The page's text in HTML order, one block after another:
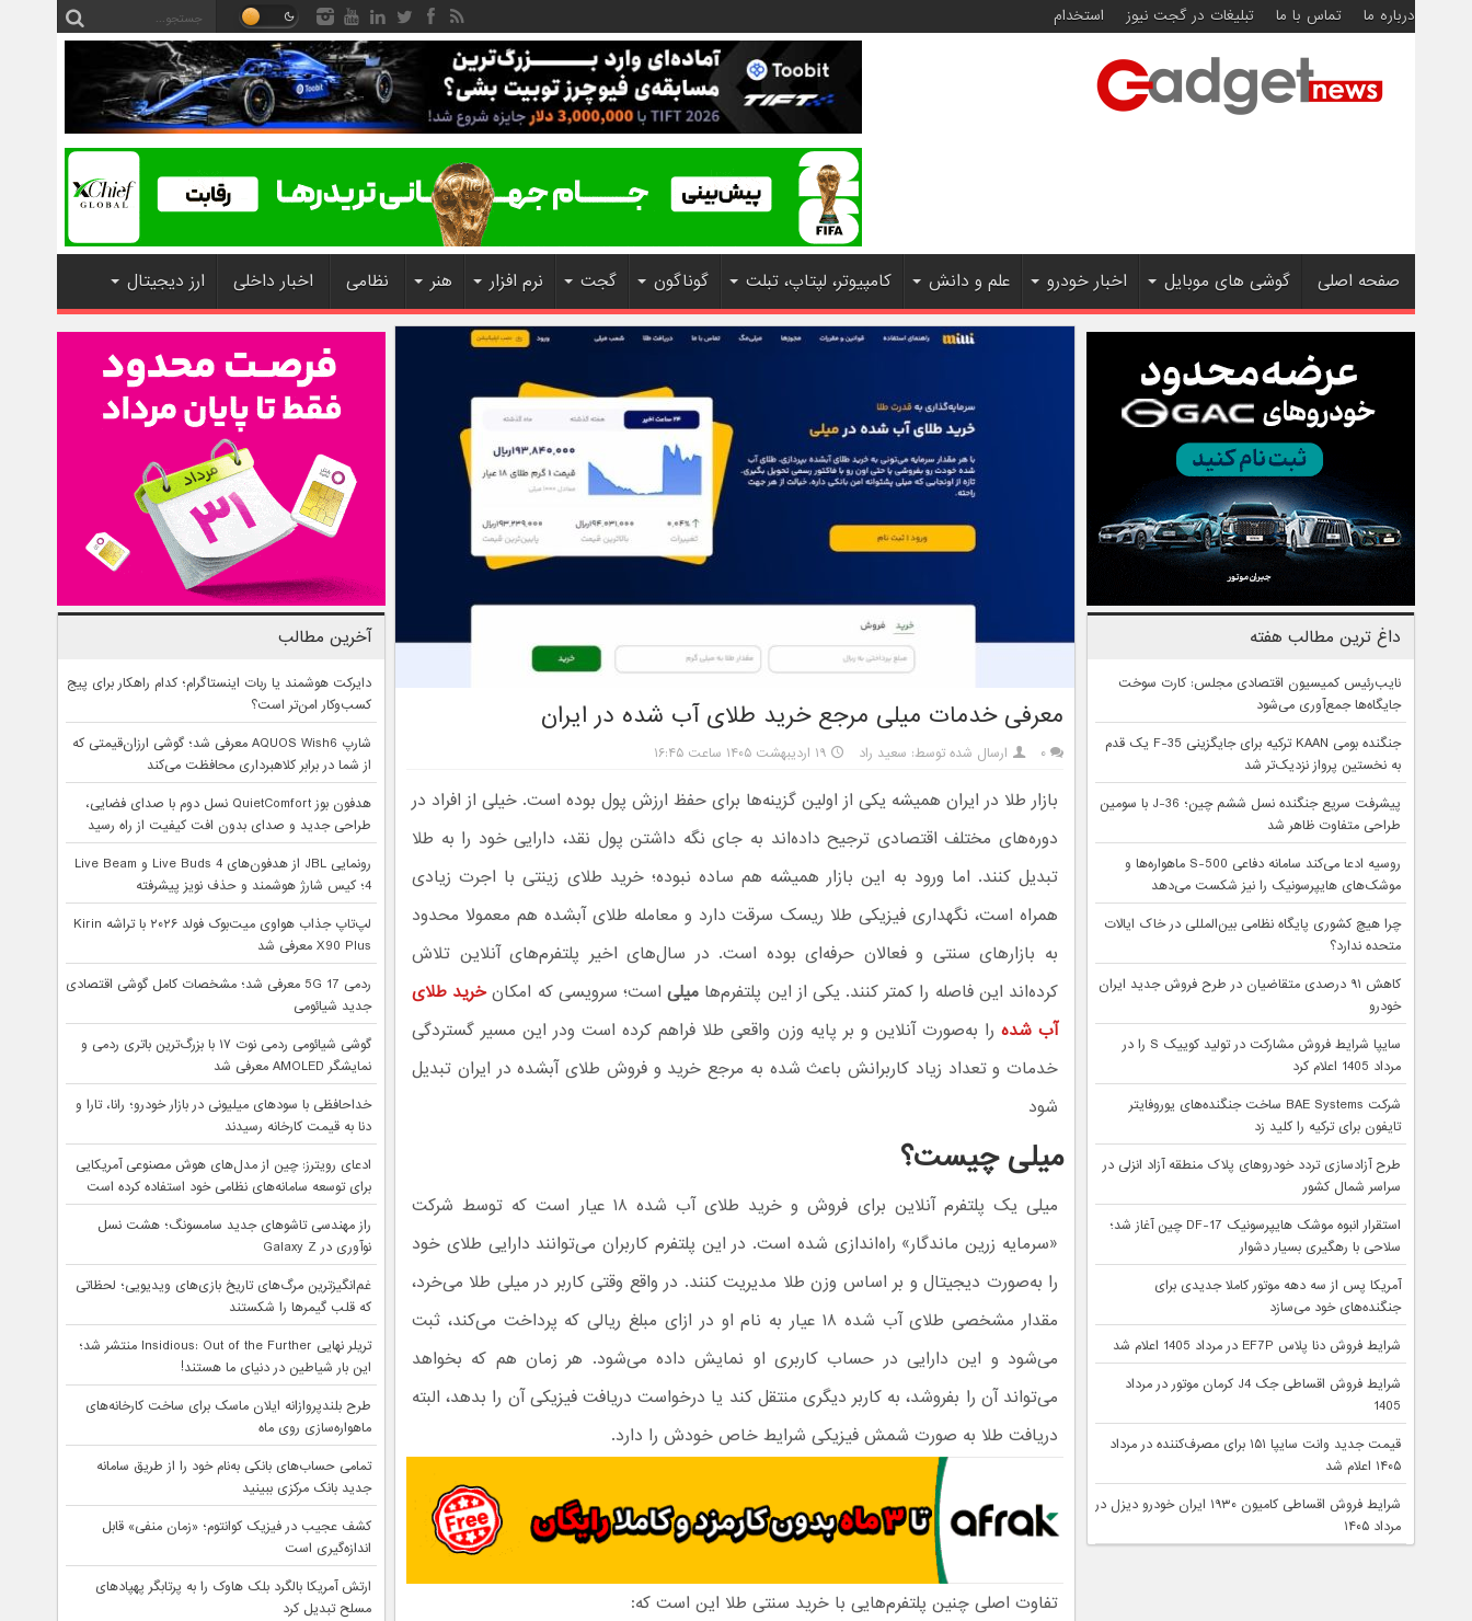
درباره ما تماس با ما تبلیغات در گجت نیوز استخدام
صفحه اصلی گوشی های موبایل اخبار خودرو علم و دانش کامپیوتر، لپتاپ، تبلت گوناگون گجت نرم افزار هنر نظامی اخبار داخلی ارز دیجیتال
معرفی خدمات میلی مرجع خرید طلای آب شده در ایران
۰ ارسال شده توسط: سعید راد ۱۹ اردیبهشت ۱۴۰۵ ساعت ۱۶:۴۵
بازار طلا در ایران همیشه یکی از اولین گزینه‌ها برای حفظ ارزش پول بوده است. خیلی‌ از افراد در
دوره‌های مختلف اقتصادی ترجیح داده‌اند به جای نگه داشتن پول نقد، دارایی خود را به طلا
تبدیل کنند. اما ورود به این بازار همیشه هم ساده نبوده؛ خرید طلای زینتی با اجرت زیادی
همراه است، نگهداری فیزیکی طلا ریسک سرقت دارد و معامله طلای آبشده هم معمولا محدود
به بازارهای سنتی و فعالان حرفه‌ای بوده است. در سال‌های اخیر پلتفرم‌های آنلاین تلاش
کرده‌اند این فاصله را کمتر کنند. یکی از این پلتفرم‌ها میلیاست؛ سرویسی که امکانخرید طلای
آب شده را به‌صورت آنلاین و بر پایه وزن واقعی طلا فراهم کرده است ودر این مسیر گستردگی
خدمات و تعداد زیاد کاربرانش باعث شده به مرجع خرید و فروش طلای آبشده در ایران تبدیل
شود
میلی چیست؟
میلی یک پلتفرم آنلاین برای فروش و خرید طلای آب شده ۱۸ عیار است که توسط شرکت
«سرمایه زرین ماندگار» راه‌اندازی شده است. در این پلتفرم کاربران می‌توانند دارایی طلای خود
را به‌صورت دیجیتال و بر اساس وزن طلا مدیریت کنند. در واقع وقتی کاربر در میلی طلا می‌خرد،
مقدار مشخصی طلای آب شده ۱۸ عیار به نام او در ازای مبلغ ریالی که پرداخت می‌کند، ثبت
می‌شود و این دارایی در حساب کاربری او نمایش داده می‌شود. هر زمان هم که بخواهد
می‌تواند آن را بفروشد، به کاربر دیگری منتقل کند یا درخواست دریافت فیزیکی آن را بدهد، البته
دریافت طلا به صورت شمش فیزیکی شرایط خاص خودش را دارد.
تفاوت اصلی چنین پلتفرم‌هایی با خرید سنتی طلا این است که:
داغ ترین مطالب هفته
نایب‌رئیس کمیسیون اقتصادی مجلس: کارت سوخت
جایگاه‌ها جمع‌آوری می‌شود
جنگنده بومی KAAN ترکیه برای جایگزینی F-35 یک قدم
به نخستین پرواز نزدیک‌تر شد
پیشرفت سریع جنگنده نسل ششم چین؛ J-36 با سومین
طراحی متفاوت ظاهر شد
روسیه ادعا می‌کند سامانه دفاعی S-500 ماهواره‌ها و
موشک‌های هایپرسونیک را نیز شکست می‌دهد
چرا هیچ کشوری پایگاه نظامی بین‌المللی در خاک ایالات
متحده ندارد؟
کاهش ۹۱ درصدی متقاضیان در طرح فروش جدید ایران
خودرو
سایپا شرایط فروش مشارکت در تولید کوییک S را در
مرداد 1405 اعلام کرد
شرکت BAE Systems ساخت جنگنده‌های یوروفایتر
تایفون برای ترکیه را کلید زد
طرح آزادسازی تردد خودروهای پلاک منطقه آزاد انزلی در
سراسر شمال کشور
استقرار انبوه موشک هایپرسونیک DF-17 چین آغاز شد؛
سلاحی با رهگیری بسیار دشوار
آمریکا پس از سه دهه موتور کاملا جدیدی برای
جنگنده‌های خود می‌سازد
شرایط فروش دنا پلاس EF7P در مرداد 1405 اعلام شد
شرایط فروش اقساطی جک J4 کرمان موتور در مرداد
1405
قیمت جدید وانت سایپا ۱۵۱ برای مصرف‌کننده در مرداد
۱۴۰۵ اعلام شد
شرایط فروش اقساطی کامیون ۱۹۳۰ ایران خودرو دیزل در
مرداد ۱۴۰۵
آخرین مطالب
دایرکت هوشمند یا ربات اینستاگرام؛ کدام راهکار برای پیج
کسب‌وکار امن‌تر است؟
شارپ AQUOS Wish6 معرفی شد؛ گوشی ارزان‌قیمتی که
از شما در برابر کلاهبرداری محافظت می‌کند
هدفون بوز QuietComfort نسل دوم با صدای فضایی،
طراحی جدید و صدای بدون افت کیفیت از راه رسید
رونمایی JBL از هدفون‌های Live Buds 4 و Live Beam
4؛ کیس شارژ هوشمند و حذف نویز پیشرفته
لپ‌تاپ جذاب هواوی میت‌بوک فولد ۲۰۲۶ با تراشه Kirin
X90 Plus معرفی شد
ردمی 17 5G معرفی شد؛ مشخصات کامل گوشی اقتصادی
جدید شیائومی
گوشی شیائومی ردمی نوت ۱۷ با بزرگ‌ترین باتری ردمی و
نمایشگر AMOLED معرفی شد
خداحافظی با سودهای میلیونی در بازار خودرو؛ رانا، تارا و
دنا به قیمت کارخانه رسیدند
ادعای رویترز: چین از مدل‌های هوش مصنوعی آمریکایی
برای توسعه سامانه‌های نظامی خود استفاده کرده است
راز مهندسی تاشوهای جدید سامسونگ؛ هشت نسل
نوآوری در Galaxy Z
غم‌انگیزترین مرگ‌های تاریخ بازی‌های ویدیویی؛ لحظاتی
که قلب گیمرها را شکستند
تریلر نهایی Insidious: Out of the Further منتشر شد؛
این بار شیاطین در دنیای ما هستند!
طرح بلندپروازانه ایلان ماسک برای ساخت کارخانه‌های
ماهواره‌سازی روی ماه
تمامی حساب‌های بانکی به‌نام خود را از طریق سامانه
جدید بانک مرکزی ببینید
کشف عجیب در فیزیک کوانتوم؛ «زمان منفی» قابل
اندازه‌گیری است
ارتش آمریکا بالگرد بلک هاوک را به پرتابگر پهپادهای
مسلح تبدیل کرد